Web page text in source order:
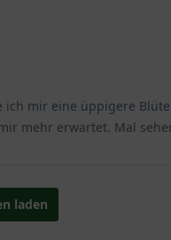
mir eine üppigere
mehr erwartet. Mal
laden